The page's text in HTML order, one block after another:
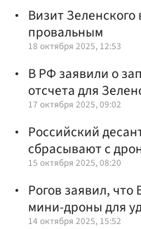
Визит
провальным
18 октября 2025, 12:53
В РФ заявили о
отсчета для
17 октября 2025, 09:02
Российский
сбрасывают с
15 октября 2025, 08:20
Рогов заявил,
мини-дроны для
14 октября 2025, 15:52